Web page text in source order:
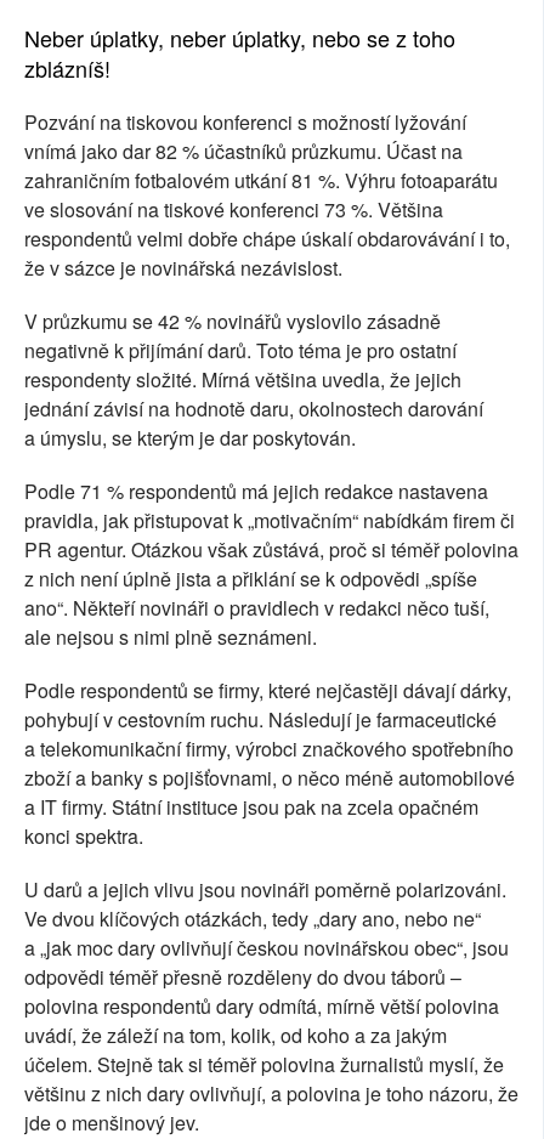
Neber úplatky, neber úplatky, nebo se z toho
zblázníš!
Pozvání na tiskovou konferenci s možností lyžování
vnímá jako dar 82 % účastníků průzkumu. Účast na
zahraničním fotbalovém utkání 81 %. Výhru fotoaparátu
ve slosování na tiskové konferenci 73 %. Většina
respondentů velmi dobře chápe úskalí obdarovávání i to,
že v sázce je novinářská nezávislost.
V průzkumu se 42 % novinářů vyslovilo zásadně
negativně k přijímání darů. Toto téma je pro ostatní
respondenty složité. Mírná většina uvedla, že jejich
jednání závisí na hodnotě daru, okolnostech darování
a úmyslu, se kterým je dar poskytován.
Podle 71 % respondentů má jejich redakce nastavena
pravidla, jak přistupovat k „motivačním“ nabídkám firem či
PR agentur. Otázkou však zůstává, proč si téměř polovina
z nich není úplně jista a přiklání se k odpovědi „spíše
ano“. Někteří novináři o pravidlech v redakci něco tuší,
ale nejsou s nimi plně seznámeni.
Podle respondentů se firmy, které nejčastěji dávají dárky,
pohybují v cestovním ruchu. Následují je farmaceutické
a telekomunikační firmy, výrobci značkového spotřebního
zboží a banky s pojišťovnami, o něco méně automobilové
a IT firmy. Státní instituce jsou pak na zcela opačném
konci spektra.
U darů a jejich vlivu jsou novináři poměrně polarizováni.
Ve dvou klíčových otázkách, tedy „dary ano, nebo ne“
a „jak moc dary ovlivňují českou novinářskou obec“, jsou
odpovědi téměř přesně rozděleny do dvou táborů –
polovina respondentů dary odmítá, mírně větší polovina
uvádí, že záleží na tom, kolik, od koho a za jakým
účelem. Stejně tak si téměř polovina žurnalistů myslí, že
většinu z nich dary ovlivňují, a polovina je toho názoru, že
jde o menšinový jev.